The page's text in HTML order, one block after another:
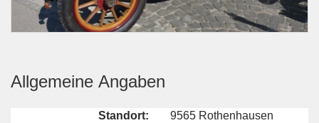
Allgemeine Angaben
Standort:
9565 Rothenhausen